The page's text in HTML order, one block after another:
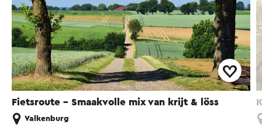
Fietsroute - Smaakvolle mix van krijt & löss
Valkenburg